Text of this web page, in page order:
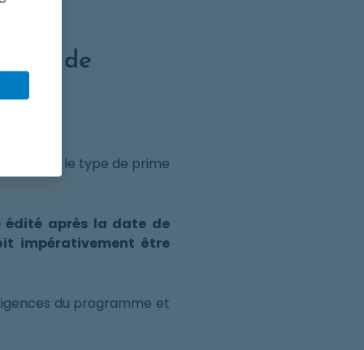
de
pour le type de prime
édité après la date de
impérativement être
du programme et